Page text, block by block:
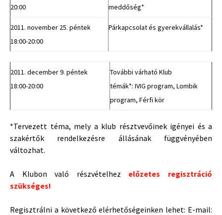
20:00 meddőség*
2011. november 25. péntek
18:00-20:00
Párkapcsolat és gyerekvállalás*
2011. december 9. péntek
18:00-20:00
További várható Klub
témák*: IVIG program, Lombik
program, Férfi kör
*Tervezett téma, mely a klub résztvevőinek igényei és a
szakértők rendelkezésre állásának függvényében
változhat.
A Klubon való részvételhez előzetes regisztráció
szükséges!
Regisztrálni a következő elérhetőségeinken lehet: E-mail: